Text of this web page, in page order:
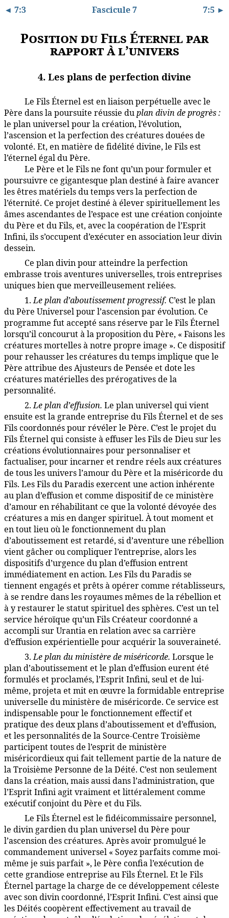
◄ 7:3 Fascicule 7 7:5 ►
Position du Fils Éternel par
rapport à l’univers
4. Les plans de perfection divine
Le Fils Éternel est en liaison perpétuelle avec le
Père dans la poursuite réussie duplan divin de progrès :
le plan universel pour la création, l’évolution,
l’ascension et la perfection des créatures douées de
volonté. Et, en matière de fidélité divine, le Fils est
l’éternel égal du Père.
Le Père et le Fils ne font qu’un pour formuler et
poursuivre ce gigantesque plan destiné à faire avancer
les êtres matériels du temps vers la perfection de
l’éternité. Ce projet destiné à élever spirituellement les
âmes ascendantes de l’espace est une création conjointe
du Père et du Fils, et, avec la coopération de l’Esprit
Infini, ils s’occupent d’exécuter en association leur divin
dessein.
Ce plan divin pour atteindre la perfection
embrasse trois aventures universelles, trois entreprises
uniques bien que merveilleusement reliées.
1.Le plan d’aboutissement progressif. C’est le plan
du Père Universel pour l’ascension par évolution. Ce
programme fut accepté sans réserve par le Fils Éternel
lorsqu’il concourut à la proposition du Père, « Faisons les
créatures mortelles à notre propre image ». Ce dispositif
pour rehausser les créatures du temps implique que le
Père attribue des Ajusteurs de Pensée et dote les
créatures matérielles des prérogatives de la
personnalité.
2.Le plan d’effusion. Le plan universel qui vient
ensuite est la grande entreprise du Fils Éternel et de ses
Fils coordonnés pour révéler le Père. C’est le projet du
Fils Éternel qui consiste à effuser les Fils de Dieu sur les
créations évolutionnaires pour personnaliser et
factualiser, pour incarner et rendre réels aux créatures
de tous les univers l’amour du Père et la miséricorde du
Fils. Les Fils du Paradis exercent une action inhérente
au plan d’effusion et comme dispositif de ce ministère
d’amour en réhabilitant ce que la volonté dévoyée des
créatures a mis en danger spirituel. À tout moment et
en tout lieu où le fonctionnement du plan
d’aboutissement est retardé, si d’aventure une rébellion
vient gâcher ou compliquer l’entreprise, alors les
dispositifs d’urgence du plan d’effusion entrent
immédiatement en action. Les Fils du Paradis se
tiennent engagés et prêts à opérer comme rétablisseurs,
à se rendre dans les royaumes mêmes de la rébellion et
à y restaurer le statut spirituel des sphères. C’est un tel
service héroïque qu’un Fils Créateur coordonné a
accompli sur Urantia en relation avec sa carrière
d’effusion expérientielle pour acquérir la souveraineté.
3.Le plan du ministère de miséricorde. Lorsque le
plan d’aboutissement et le plan d’effusion eurent été
formulés et proclamés, l’Esprit Infini, seul et de lui-
même, projeta et mit en œuvre la formidable entreprise
universelle du ministère de miséricorde. Ce service est
indispensable pour le fonctionnement effectif et
pratique des deux plans d’aboutissement et d’effusion,
et les personnalités de la Source-Centre Troisième
participent toutes de l’esprit de ministère
miséricordieux qui fait tellement partie de la nature de
la Troisième Personne de la Déité. C’est non seulement
dans la création, mais aussi dans l’administration, que
l’Esprit Infini agit vraiment et littéralement comme
exécutif conjoint du Père et du Fils.
Le Fils Éternel est le fidéicommissaire personnel,
le divin gardien du plan universel du Père pour
l’ascension des créatures. Après avoir promulgué le
commandement universel « Soyez parfaits comme moi-
même je suis parfait », le Père confia l’exécution de
cette grandiose entreprise au Fils Éternel. Et le Fils
Éternel partage la charge de ce développement céleste
avec son divin coordonné, l’Esprit Infini. C’est ainsi que
les Déités coopèrent effectivement au travail de